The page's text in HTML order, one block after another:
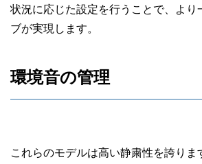
状況に応じた設定を行うことで、より
ブが実現します。
環境音の管理
これらのモデルは高い静粛性を誇りま